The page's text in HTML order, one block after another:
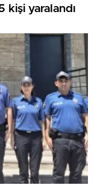
kişi yaralandı